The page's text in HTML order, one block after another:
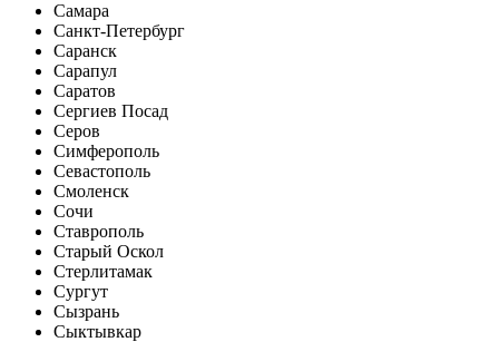
Самара
Санкт-Петербург
Саранск
Сарапул
Саратов
Сергиев Посад
Серов
Симферополь
Севастополь
Смоленск
Сочи
Ставрополь
Старый Оскол
Стерлитамак
Сургут
Сызрань
Сыктывкар